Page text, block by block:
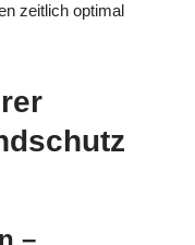
zeitlich optimal